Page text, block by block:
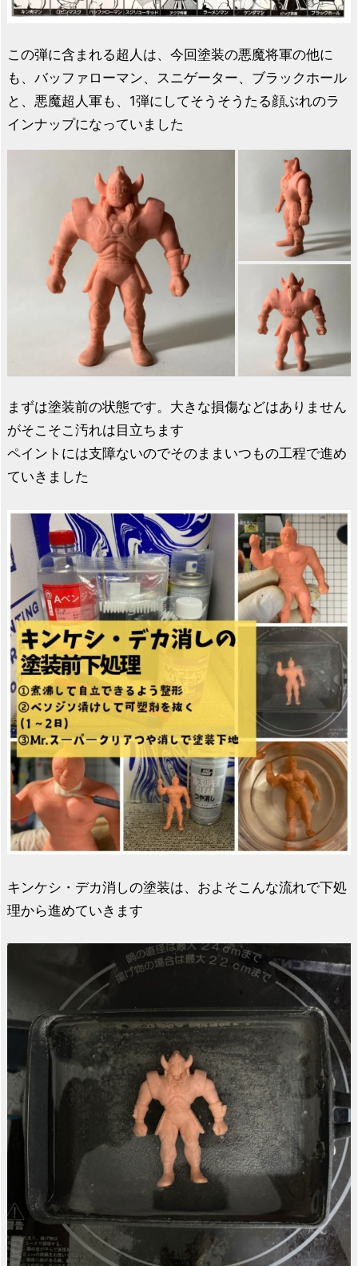
この弾に含まれる超人は、今回塗装の悪魔将軍の他に
も、バッファローマン、スニゲーター、ブラックホール
と、悪魔超人軍も、1弾にしてそうそうたる顔ぶれのラ
インナップになっていました
まずは塗装前の状態です。大きな損傷などはありません
がそこそこ汚れは目立ちます
ペイントには支障ないのでそのままいつもの工程で進め
ていきました
キンケシ・デカ消しの塗装は、およそこんな流れで下処
理から進めていきます